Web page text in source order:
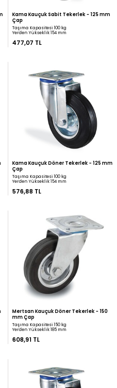
mm
Kama Kauçuk Sabit
Taşıma Kapasitesi 100 kg
Yerden Yükseklik 154 mm
477,07 TL
mm
Kama Kauçuk Döner
576,88 TL